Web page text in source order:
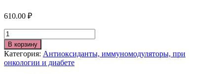
610.00 ₽
Количество
В корзину
Категория: Антиоксиданты, иммуномодуляторы, при
онкологии и диабете